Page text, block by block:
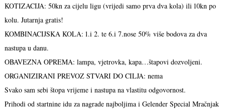
KOTIZACIJA: 50kn za cijelu ligu (vrijedi samo prva dva kola) ili 10kn po
kolu. Jutarnja gratis!
KOMBINACIJSKA KOLA: 1.i 2. te 6.i 7.nose 50% više bodova za dva
nastupa u danu.
OBAVEZNA OPREMA: lampa, vjetrovka, kapa…štapovi dozvoljeni.
ORGANIZIRANI PREVOZ STVARI DO CILJA: nema
Svako sam sebi štopa vrijeme i nastupa na vlastitu odgovornost.
Prihodi od startnine idu za nagrade najboljima i Gelender Special Mračnjak